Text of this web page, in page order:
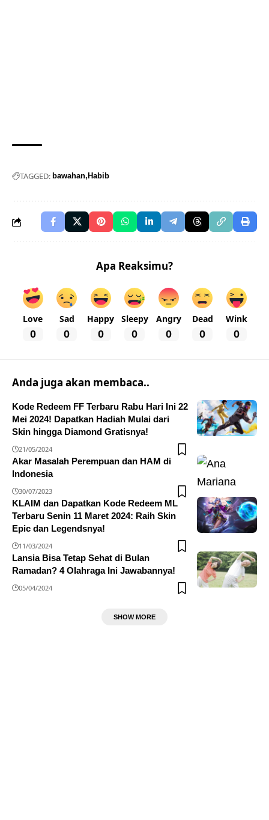
TAGGED: bawahan Habib
Apa Reaksimu?
Love
0
Sad
0
Happy
0
Sleepy
0
Angry
0
Dead
0
Wink
0
Anda juga akan membaca..
Kode Redeem FF Terbaru Rabu Hari Ini 22
Mei 2024! Dapatkan Hadiah Mulai dari
Skin hingga Diamond Gratisnya!
21/05/2024
Akar Masalah Perempuan dan HAM di
Indonesia
30/07/2023
KLAIM dan Dapatkan Kode Redeem ML
Terbaru Senin 11 Maret 2024: Raih Skin
Epic dan Legendsnya!
11/03/2024
Lansia Bisa Tetap Sehat di Bulan
Ramadan? 4 Olahraga Ini Jawabannya!
05/04/2024
SHOW MORE